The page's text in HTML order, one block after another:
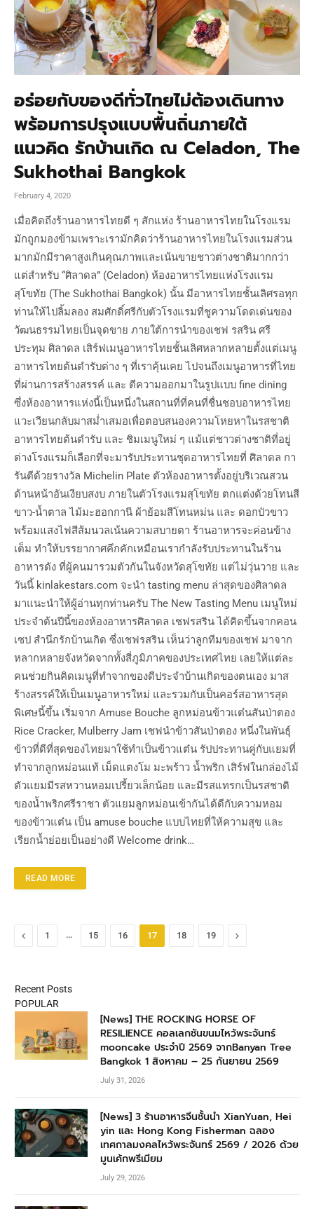
อร่อยกับของดีทั่วไทยไม่ต้องเดินทาง
พร้อมการปรุงแบบพื้นถิ่นภายใต้
แนวคิด รักบ้านเกิด ณ Celadon, The
Sukhothai Bangkok
February 4, 2020
เมื่อคิดถึงร้านอาหารไทยดี ๆ สักแห่ง ร้านอาหารไทยในโรงแรม
มักถูกมองข้ามเพราะเรามักคิดว่าร้านอาหารไทยในโรงแรมส่วน
มากมักมีราคาสูงเกินคุณภาพและเน้นขายชาวต่างชาติมากกว่า
แต่สำหรับ “ศิลาดล” (Celadon) ห้องอาหารไทยแห่งโรงแรม
สุโขทัย (The Sukhothai Bangkok) นั้น มีอาหารไทยชั้นเลิศรอทุก
ท่านให้ไปลิ้มลอง สมศักดิ์ศรีกับตัวโรงแรมที่ชูความโดดเด่นของ
วัฒนธรรมไทยเป็นจุดขาย ภายใต้การนำของเชฟ รสริน ศรี
ประทุม ศิลาดล เสิร์ฟเมนูอาหารไทยชั้นเลิศหลากหลายตั้งแต่เมนู
อาหารไทยต้นตำรับต่าง ๆ ที่เราคุ้นเคย ไปจนถึงเมนูอาหารที่ไทย
ที่ผ่านการสร้างสรรค์ และ ตีความออกมาในรูปแบบ fine dining
ซึ่งห้องอาหารแห่งนี้เป็นหนึ่งในสถานที่ที่คนที่ชื่นชอบอาหารไทย
แวะเวียนกลับมาสม่ำเสมอเพื่อตอบสนองความโหยหาในรสชาติ
อาหารไทยต้นตำรับ และ ชิมเมนูใหม่ ๆ แม้แต่ชาวต่างชาติที่อยู่
ต่างโรงแรมก็เลือกที่จะมารับประทานชุดอาหารไทยที่ ศิลาดล กา
รันตีด้วยรางวัล Michelin Plate ตัวห้องอาหารตั้งอยู่บริเวณสวน
ด้านหน้าอันเงียบสงบ ภายในตัวโรงแรมสุโขทัย ตกแต่งด้วยโทนสี
ขาว-น้ำตาล ไม้มะฮอกกานี ผ้าย้อมสีโทนหม่น และ ดอกบัวขาว
พร้อมแสงไฟสีส้มนวลเน้นความสบายตา ร้านอาหารจะค่อนข้าง
เต็ม ทำให้บรรยากาศคึกคักเหมือนเรากำลังรับประทานในร้าน
อาหารดัง ที่ผู้คนมารวมตัวกันในจังหวัดสุโขทัย แต่ไม่วุ่นวาย และ
วันนี้ kinlakestars.com จะนำ tasting menu ล่าสุดของศิลาดล
มาแนะนำให้ผู้อ่านทุกท่านครับ The New Tasting Menu เมนูใหม่
ประจำต้นปีนี้ของห้องอาหารศิลาดล เชฟรสริน ได้คิดขึ้นจากคอน
เซป สำนึกรักบ้านเกิด ซึ่งเชฟรสริน เห็นว่าลูกทีมของเชฟ มาจาก
หลากหลายจังหวัดจากทั้งสี่ภูมิภาคของประเทศไทย เลยให้แต่ละ
คนช่วยกินคิดเมนูที่ทำจากของดีประจำบ้านเกิดของตนเอง มาส
ร้างสรรค์ให้เป็นเมนูอาหารใหม่ และรวมกับเป็นคอร์สอาหารสุด
พิเศษนี้ขึ้น เริ่มจาก Amuse Bouche ลูกหม่อนข้าวแต๋นสันป่าตอง
Rice Cracker, Mulberry Jam เชฟนำข้าวสันป่าตอง หนึ่งในพันธุ์
ข้าวที่ดีที่สุดของไทยมาใช้ทำเป็นข้าวแต๋น รัปประทานคู่กับแยมที่
ทำจากลูกหม่อนแท้ เม็ดแตงโม มะพร้าว น้ำพริก เสิร์ฟในกล่องไม้
ตัวแยมมีรสหวานหอมเปรี้ยวเล็กน้อย และมีรสแทรกเป็นรสชาติ
ของน้ำพริกศรีราชา ตัวแยมลูกหม่อนเข้ากันได้ดีกับความหอม
ของข้าวแต๋น เป็น amuse bouche แบบไทยที่ให้ความสุข และ
เรียกน้ำย่อยเป็นอย่างดี Welcome drink…
READ MORE
Previous
1 … 15 16 17 18 19 Next
Recent Posts
POPULAR
[News] THE ROCKING HORSE OF
RESILIENCE คอลเลกชันขนมไหว้พระจันทร์
mooncake ประจำปี 2569 จากBanyan Tree
Bangkok 1 สิงหาคม – 25 กันยายน 2569
July 31, 2026
[News] 3 ร้านอาหารจีนชั้นนำ XianYuan, Hei
yin และ Hong Kong Fisherman ฉลอง
เทศกาลมงคลไหว้พระจันทร์ 2569 / 2026 ด้วย
มูนเค้กพรีเมียม
July 29, 2026